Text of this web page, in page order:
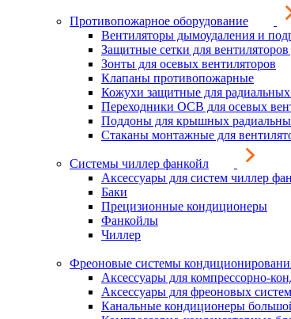
Противопожарное оборудование
Вентиляторы дымоудаления и
Защитные сетки для
Зонты для осевых вентиляторов
Клапаны противопожарные
Кожухи защитные для радиальных
Переходники ОСВ для осевых
Поддоны для крышных
Стаканы монтажные для
Системы чиллер фанкойл
Аксессуары для систем чиллер
Баки
Прецизионные кондиционеры
Фанкойлы
Чиллер
Фреоновые системы
Аксессуары для компрессорно-
Аксессуары для фреоновых
Канальные кондиционеры